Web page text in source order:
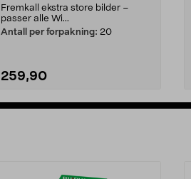
Fremkall ekstra store bilder –
passer alle Wi...
Antall per forpakning: 20
259,90